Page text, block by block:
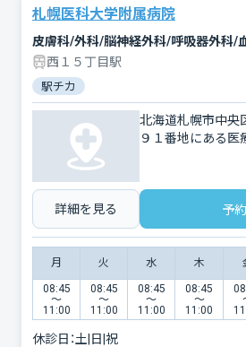
札幌医科大学附属病院
西１５丁目駅
駅チカ
北海道札幌市中央
９１番地にある医
詳細を見る 予
月 火 水 木
08:45
〜
11:00
08:45
〜
11:00
08:45
〜
11:00
08:45
〜
11:00
休診日：土|日|祝